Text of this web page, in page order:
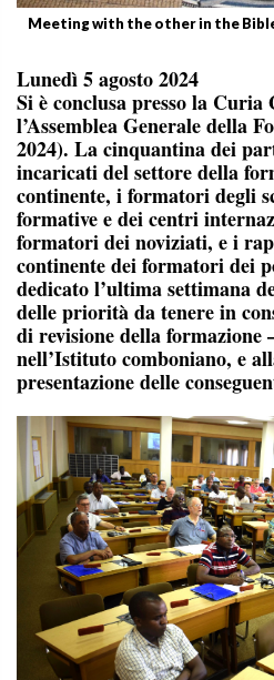
Meeting with the other in the
Lunedì 5 agosto 2024
Si è conclusa presso la Curia
l’Assemblea Generale della
2024). La cinquantina dei
incaricati del settore della
continente, i formatori degli
formative e dei centri
formatori dei noviziati, e i
continente dei formatori dei
dedicato l’ultima settimana
delle priorità da tenere in
di revisione della formazione
nell’Istituto comboniano, e
presentazione delle